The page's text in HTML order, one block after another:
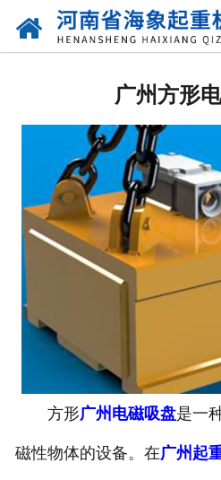
网
广
广
广
广州方形
方形广州电磁吸盘是一
磁性物体的设备。在广州起